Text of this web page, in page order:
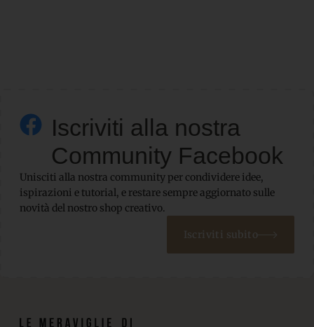
Iscriviti alla nostra
Community Facebook
Unisciti alla nostra community per condividere idee,
ispirazioni e tutorial, e restare sempre aggiornato sulle
novità del nostro shop creativo.
Iscriviti subito